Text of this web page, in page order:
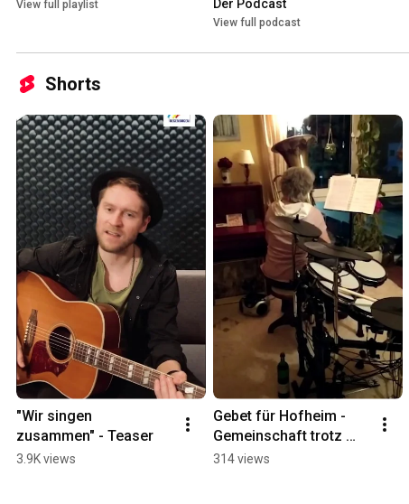
View full playlist
Der Podcast
View full podcast
Shorts
"Wir singen
zusammen" - Teaser
3.9K views
Gebet für Hofheim -
Gemeinschaft trotz
Corona
314 views